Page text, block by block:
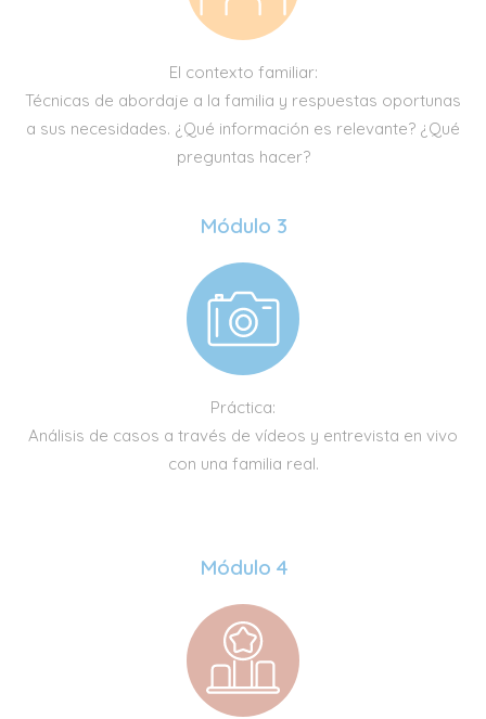
El contexto familiar:
Técnicas de abordaje a la familia y respuestas oportunas
a sus necesidades. ¿Qué información es relevante? ¿Qué
preguntas hacer?
Módulo 3
Práctica:
Análisis de casos a través de vídeos y entrevista en vivo
con una familia real.
Módulo 4